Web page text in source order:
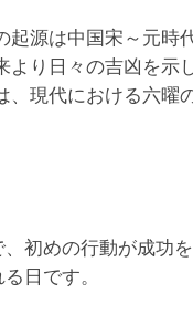
源は中国宋～元
り日々の吉凶を
現代における六曜
、初めの行動が成
日です。